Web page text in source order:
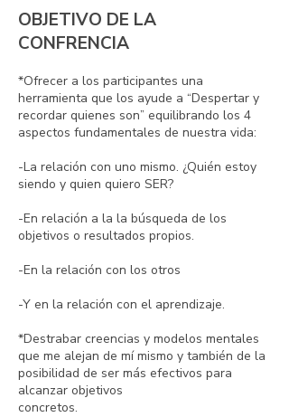
OBJETIVO DE LA
CONFRENCIA
*Ofrecer a los participantes una
herramienta que los ayude a “Despertar y
recordar quienes son” equilibrando los 4
aspectos fundamentales de nuestra vida:
-La relación con uno mismo. ¿Quién estoy
siendo y quien quiero SER?
-En relación a la la búsqueda de los
objetivos o resultados propios.
-En la relación con los otros
-Y en la relación con el aprendizaje.
*Destrabar creencias y modelos mentales
que me alejan de mí mismo y también de la
posibilidad de ser más efectivos para
alcanzar objetivos
concretos.